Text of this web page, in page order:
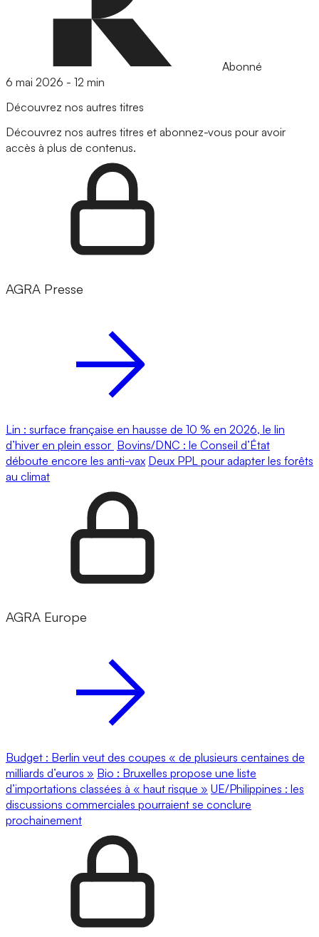
Abonné
6 mai 2026 - 12 min
Découvrez nos autres titres
Découvrez nos autres titres et abonnez-vous pour avoir
accès à plus de contenus.
AGRA Presse
Lin : surface française en hausse de 10 % en 2026, le lin
d’hiver en plein essor Bovins/DNC : le Conseil d’État
déboute encore les anti-vax Deux PPL pour adapter les forêts
au climat
AGRA Europe
Budget : Berlin veut des coupes « de plusieurs centaines de
milliards d’euros » Bio : Bruxelles propose une liste
d’importations classées à « haut risque » UE/Philippines : les
discussions commerciales pourraient se conclure
prochainement